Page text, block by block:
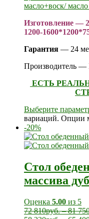
масло+воск/
Изготовление —
1200-
Гарантия — 24
Производитель —
ЕСТЬ
Выберите
вариаций. Опции
-20%
Стол
массива
Оценка 5.00 из 5
72 810руб.–81